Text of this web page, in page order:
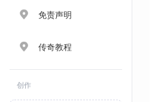
免责声明
传奇教程
创作